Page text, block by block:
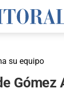
su equipo
Gómez